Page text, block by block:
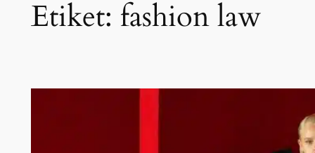
Etiket: fashion law